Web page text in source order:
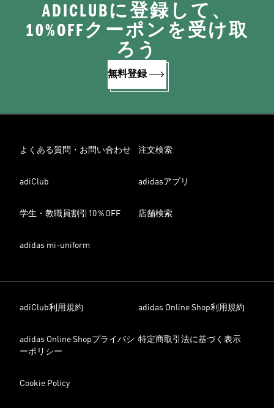
ADICLUBに登録して、
10%OFFクーポンを受け取
ろう
無料登録
よくある質問・お問い合わせ 注文検索
adiClub adidasアプリ
学生・教職員割引10％OFF 店舗検索
adidas mi-uniform
adiClub利用規約 adidas Online Shop利用規約
adidas Online Shopプライバシ
ーポリシー
特定商取引法に基づく表示
Cookie Policy